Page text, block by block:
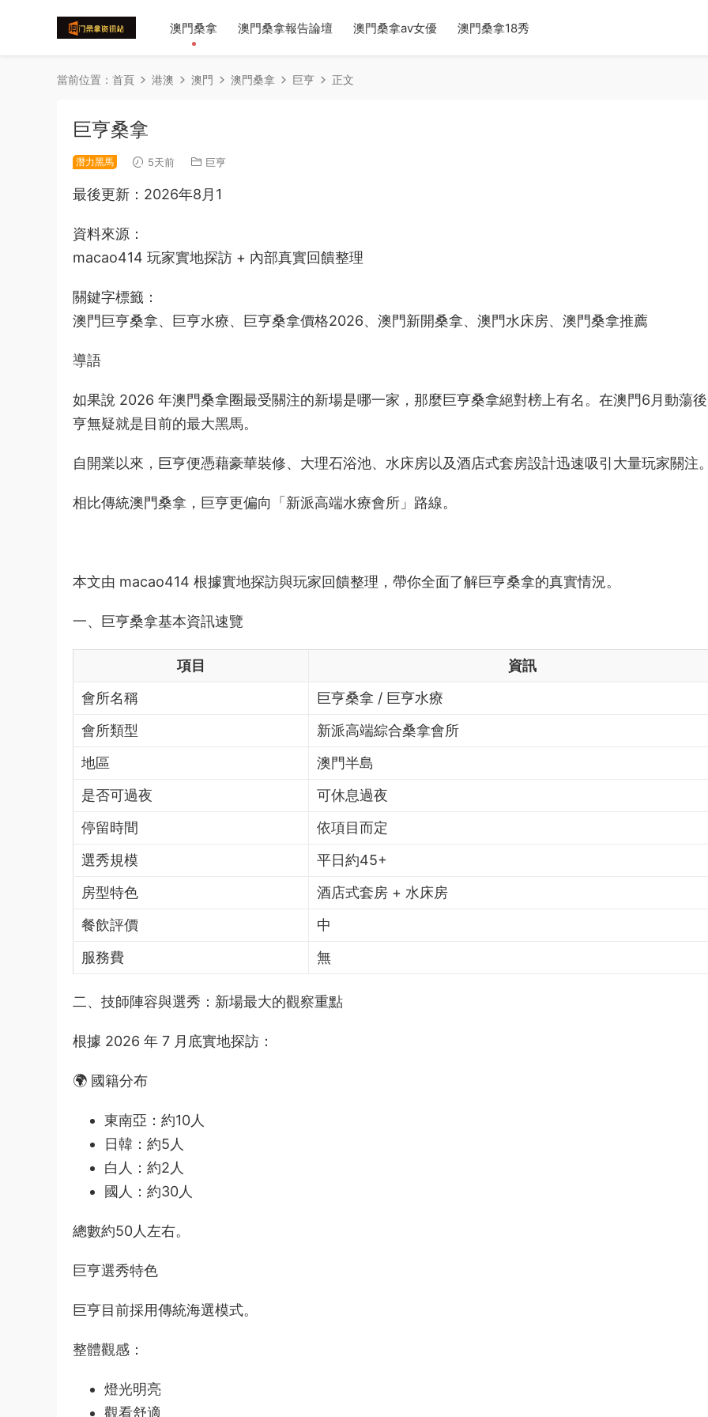
澳門桑拿 澳門桑拿報告論壇 澳門桑拿av女優 澳門桑拿18秀
當前位置： 首頁 港澳 澳門 澳門桑拿 巨亨 正文
巨亨桑拿
潛力黑馬 5天前 巨亨
最後更新：2026年8月1
資料來源：
macao414 玩家實地探訪 + 內部真實回饋整理
關鍵字標籤：
澳門巨亨桑拿、巨亨水療、巨亨桑拿價格2026、澳門新開桑拿、澳門水床房、澳門桑拿推薦
導語
如果說 2026 年澳門桑拿圈最受關注的新場是哪一家，那麼巨亨桑拿絕對榜上有名。在澳門6月動蕩
亨無疑就是目前的最大黑馬。
自開業以來，巨亨便憑藉豪華裝修、大理石浴池、水床房以及酒店式套房設計迅速吸引大量玩家關注。
相比傳統澳門桑拿，巨亨更偏向「新派高端水療會所」路線。
本文由 macao414 根據實地探訪與玩家回饋整理，帶你全面了解巨亨桑拿的真實情況。
一、巨亨桑拿基本資訊速覽
項目
資訊
會所名稱
巨亨桑拿 / 巨亨水療
會所類型
新派高端綜合桑拿會所
地區
澳門半島
是否可過夜
可休息過夜
停留時間
依項目而定
選秀規模
平日約45+
房型特色
酒店式套房 + 水床房
餐飲評價
中
服務費
無
二、技師陣容與選秀：新場最大的觀察重點
根據 2026 年 7 月底實地探訪：
🌍 國籍分布
東南亞：約10人
日韓：約5人
白人：約2人
國人：約30人
總數約50人左右。
巨亨選秀特色
巨亨目前採用傳統海選模式。
整體觀感：
燈光明亮
觀看舒適